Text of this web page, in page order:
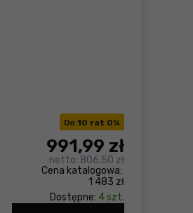
Do 10 rat 0%
Cena katalogowa:
1 483 zł
991,99 zł
netto: 806,50 zł
Dostępne: 4 szt.